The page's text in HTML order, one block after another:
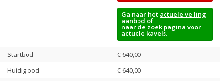
Ga naar het actuele veiling
aanbod of
naar de zoek pagina voor
actuele kavels.
Startbod
€ 640,00
Huidig bod
€ 640,00